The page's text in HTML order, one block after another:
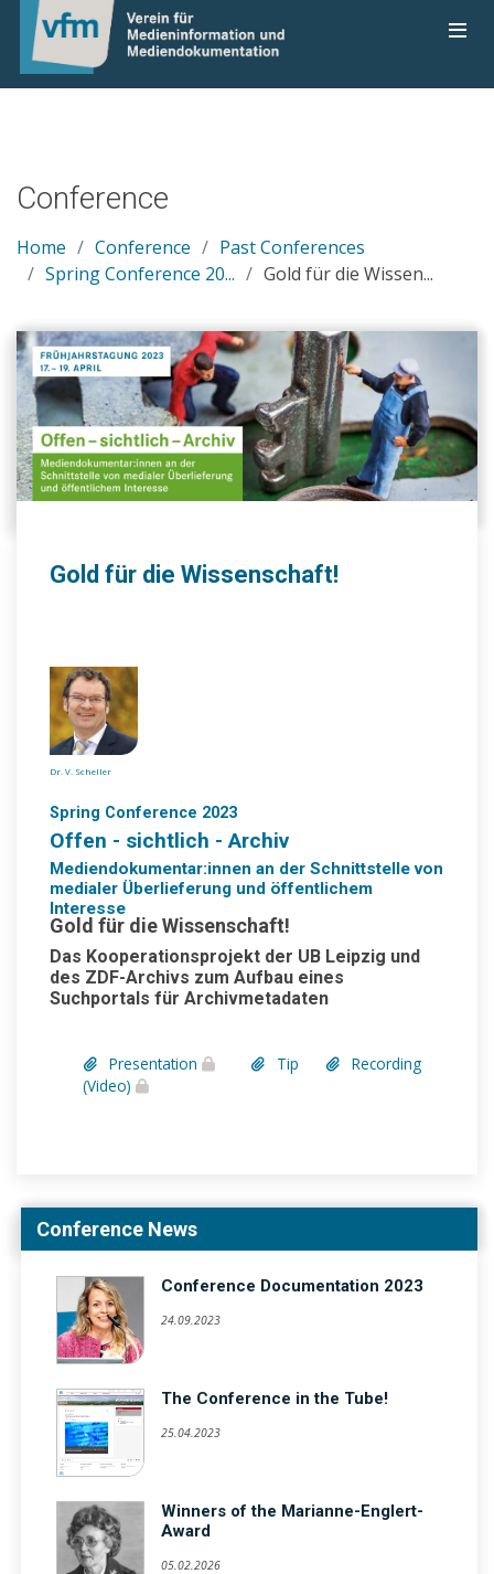
Conference
Home Conference
Past Conferences
Spring Conference 20...
Gold für die Wissen...
Gold für die Wissenschaft!
Dr. V. Scheller
Spring Conference 2023
Offen - sichtlich - Archiv
Mediendokumentar:innen an der Schnittstelle von
medialer Überlieferung und öffentlichem
Interesse
Gold für die Wissenschaft!
Das Kooperationsprojekt der UB Leipzig und
des ZDF-Archivs zum Aufbau eines
Suchportals für Archivmetadaten
Presentation Tip
Recording
(Video)
Conference News
Conference Documentation 2023
24.09.2023
The Conference in the Tube!
25.04.2023
Winners of the Marianne-Englert-
Award
05.02.2026